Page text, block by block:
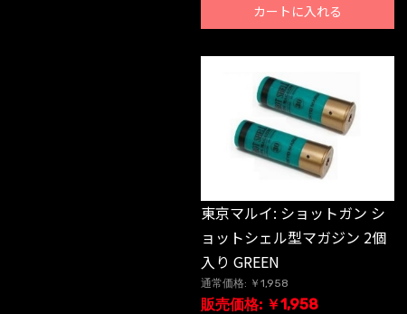
カートに入れる
東京マルイ: ショットガン シ
ョットシェル型マガジン 2個
入り GREEN
通常価格: ￥1,958
販売価格: ￥1,958